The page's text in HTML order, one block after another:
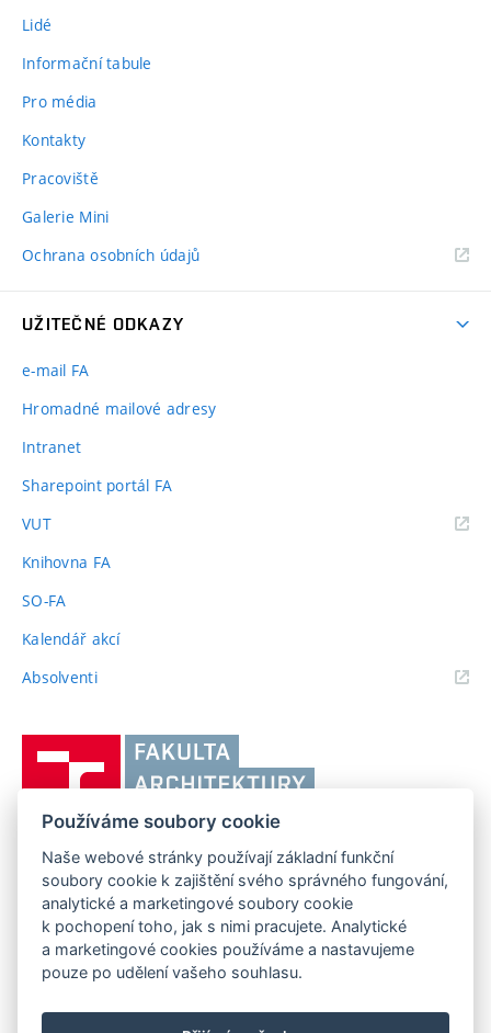
Lidé
Informační tabule
Pro média
Kontakty
Pracoviště
Galerie Mini
Ochrana osobních údajů
UŽITEČNÉ ODKAZY
e-mail FA
Hromadné mailové adresy
Intranet
Sharepoint portál FA
VUT(externí
Knihovna FA
SO-FA
Kalendář akcí
Absolventi(externí
Brně,
Fakulta
architektury
FAKULTA ARCHITEKTURY VUT V BRNĚ
Poříčí 273/5, 639 00 Brno
Telefon: 54114 6600
www.fa.vutbr.cz
info@fa.vutbr.cz
Používáme soubory cookie
Naše webové stránky používají základní funkční
soubory cookie k zajištění svého správného fungování,
analytické a marketingové soubory cookie
k pochopení toho, jak s nimi pracujete. Analytické
a marketingové cookies používáme a nastavujeme
pouze po udělení vašeho souhlasu.